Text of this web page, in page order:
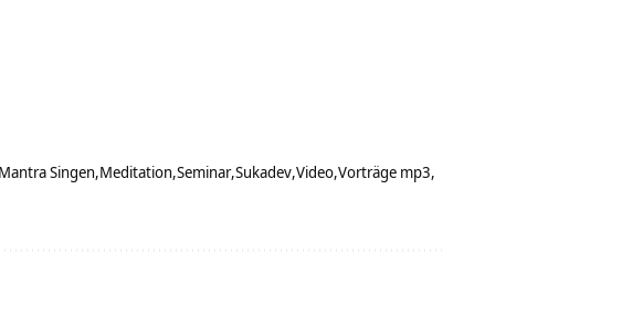
Mantra Singen Meditation Seminar Sukadev Video Vorträge mp3